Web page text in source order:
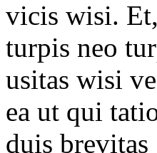
vicis wisi.
turpis neo
usitas wisi
ea ut qui
duis